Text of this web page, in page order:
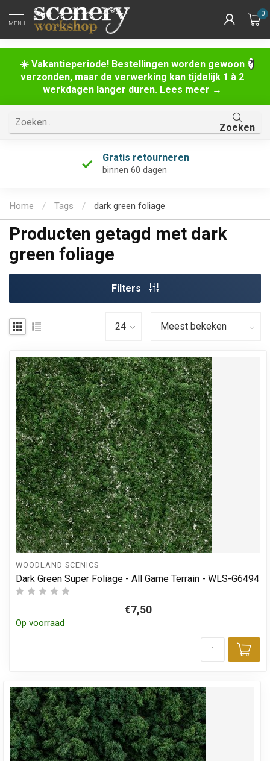
☀️ Vakantieperiode! Bestellingen worden gewoon
verzonden, maar de verwerking kan tijdelijk 1 à 2
werkdagen langer duren. Lees meer →
MENU
0
Zoeken
Gratis retourneren
binnen 60 dagen
Home / Tags / dark green foliage
Producten getagd met dark
green foliage
Filters
WOODLAND SCENICS
Dark Green Super Foliage - All Game Terrain - WLS-G6494
€7,50
Op voorraad